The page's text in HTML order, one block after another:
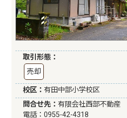
取引形態：
売却
校区： 有田中部小学校区
問合せ先： 有限会社西部不動産
電話：0955-42-4318